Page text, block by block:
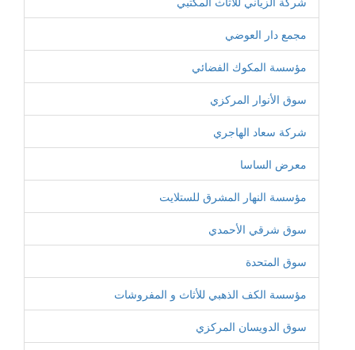
مجمع دار العوضي
مؤسسة المكوك الفضائي
سوق الأنوار المركزي
شركة سعاد الهاجري
معرض الساسا
مؤسسة النهار المشرق للستلايت
سوق شرقي الأحمدي
سوق المتحدة
مؤسسة الكف الذهبي للأثاث و المفروشات
سوق الدويسان المركزي